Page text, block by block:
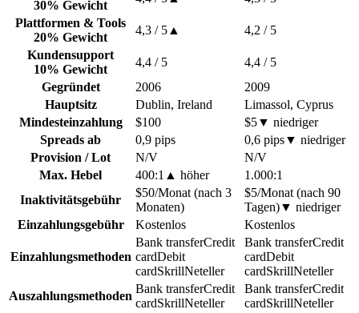
30% Gewicht
Plattformen & Tools
20% Gewicht
4,3 / 5 ▲ 4,2 / 5
Kundensupport
10% Gewicht
4,4 / 5 4,4 / 5
Gegründet
2006
2009
Hauptsitz
Dublin, Ireland
Limassol, Cyprus
Mindesteinzahlung
$100 $5▼ niedriger
Spreads ab
0,9 pips 0,6 pips▼ niedriger
Provision / Lot
N/V
N/V
Max. Hebel
400:1 ▲ höher
1.000:1
Inaktivitätsgebühr
$50/Monat (nach 3
Monaten)
$5/Monat (nach 90
Tagen)▼ niedriger
Einzahlungsgebühr
Kostenlos Kostenlos
Einzahlungsmethoden
Bank transferCredit
cardDebit
cardSkrillNeteller
Bank transferCredit
cardDebit
cardSkrillNeteller
Auszahlungsmethoden
Bank transferCredit
cardSkrillNeteller
Bank transferCredit
cardSkrillNeteller